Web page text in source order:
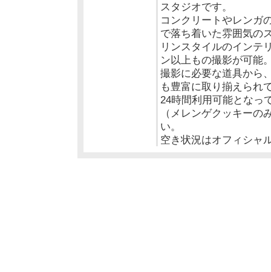
スタジオです。
コンクリートやレンガ
で落ち着いた雰囲気の
リンスタイルのインテ
ン以上もの撮影が可能
撮影に必要な道具から
も豊富に取り揃えられ
24時間利用可能となっ
（メレンゲクッキー
い。
空き状況はオフィシャ